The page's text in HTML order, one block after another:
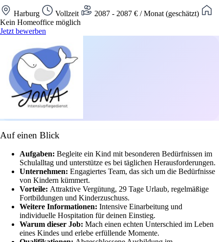
Harburg Vollzeit
2087 - 2087 € / Monat (geschätzt)
Kein Homeoffice möglich
Jetzt bewerben
Auf einen Blick
Aufgaben: Begleite ein Kind mit besonderen Bedürfnissen im
Schulalltag und unterstütze es bei täglichen Herausforderungen.
Unternehmen: Engagiertes Team, das sich um die Bedürfnisse
von Kindern kümmert.
Vorteile: Attraktive Vergütung, 29 Tage Urlaub, regelmäßige
Fortbildungen und Kinderzuschuss.
Weitere Informationen: Intensive Einarbeitung und
individuelle Hospitation für deinen Einstieg.
Warum dieser Job: Mach einen echten Unterschied im Leben
eines Kindes und erlebe erfüllende Momente.